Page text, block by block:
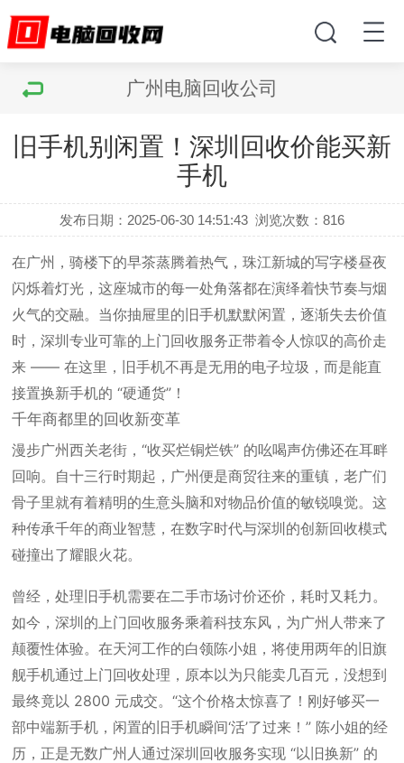
广州电脑回收公司
旧手机别闲置！深圳回收价能买新
手机
发布日期：2025-06-30 14:51:43 浏览次数：816
在广州，骑楼下的早茶蒸腾着热气，珠江新城的写字楼昼夜
闪烁着灯光，这座城市的每一处角落都在演绎着快节奏与烟
火气的交融。当你抽屉里的旧手机默默闲置，逐渐失去价值
时，深圳专业可靠的上门回收服务正带着令人惊叹的高价走
来 —— 在这里，旧手机不再是无用的电子垃圾，而是能直
接置换新手机的 “硬通货”！
千年商都里的回收新变革
漫步广州西关老街，“收买烂铜烂铁” 的吆喝声仿佛还在耳畔
回响。自十三行时期起，广州便是商贸往来的重镇，老广们
骨子里就有着精明的生意头脑和对物品价值的敏锐嗅觉。这
种传承千年的商业智慧，在数字时代与深圳的创新回收模式
碰撞出了耀眼火花。
曾经，处理旧手机需要在二手市场讨价还价，耗时又耗力。
如今，深圳的上门回收服务乘着科技东风，为广州人带来了
颠覆性体验。在天河工作的白领陈小姐，将使用两年的旧旗
舰手机通过上门回收处理，原本以为只能卖几百元，没想到
最终竟以 2800 元成交。“这个价格太惊喜了！刚好够买一
部中端新手机，闲置的旧手机瞬间‘活’了过来！” 陈小姐的经
历，正是无数广州人通过深圳回收服务实现 “以旧换新” 的